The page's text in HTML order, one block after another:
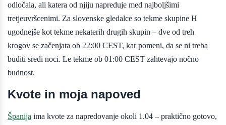
odločala, ali katera od njiju napreduje med najboljšimi
tretjeuvršcenimi. Za slovenske gledalce so tekme skupine H
ugodnejše kot tekme nekaterih drugih skupin – dve od treh
krogov se začenjata ob 22:00 CEST, kar pomeni, da se ni treba
buditi sredi noci. Le tekme ob 01:00 CEST zahtevajo nočno
budnost.
Kvote in moja napoved
Španija ima kvote za napredovanje okoli 1.04 – praktično gotovo,